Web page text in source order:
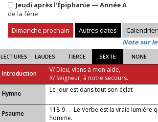
Jeudi après l'Épiphanie — Année A
de la férie
Dimanche prochain
Autres dates
Note sur
LECTURES LAUDES TIERCE SEXTE NONE
Introduction
V/ Dieu, viens à mon aide,
R/ Seigneur, à notre secours.
...
Hymne Le jour est dans tout son éclat
Psaume
118-9 — Le Verbe est la vraie lumière
homme.